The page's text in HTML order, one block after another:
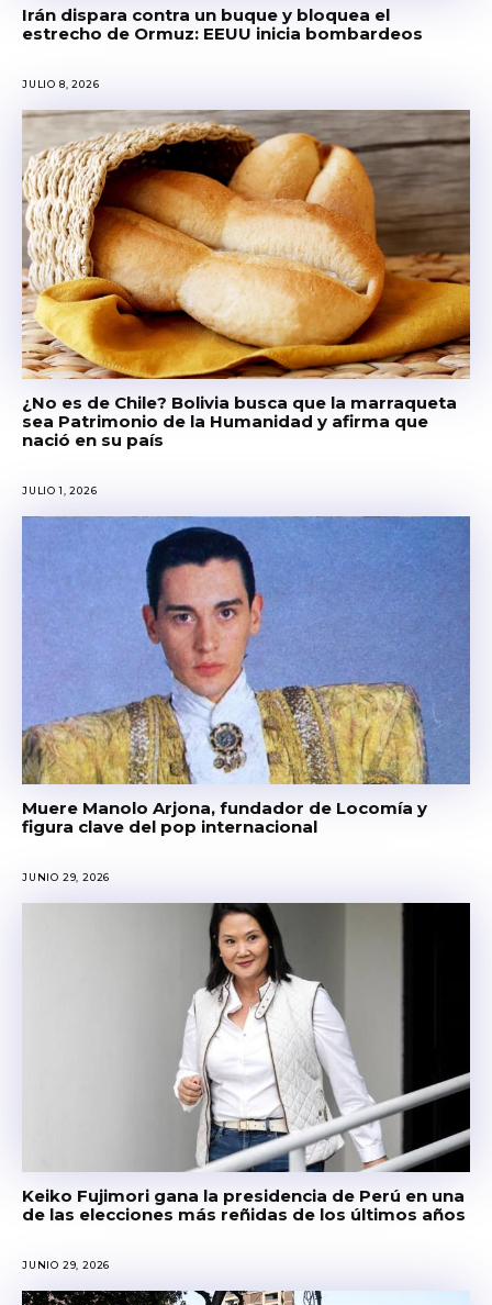
Irán dispara contra un buque y bloquea el
estrecho de Ormuz: EEUU inicia bombardeos
JULIO 8, 2026
¿No es de Chile? Bolivia busca que la marraqueta
sea Patrimonio de la Humanidad y afirma que
nació en su país
JULIO 1, 2026
Muere Manolo Arjona, fundador de Locomía y
figura clave del pop internacional
JUNIO 29, 2026
Keiko Fujimori gana la presidencia de Perú en una
de las elecciones más reñidas de los últimos años
JUNIO 29, 2026